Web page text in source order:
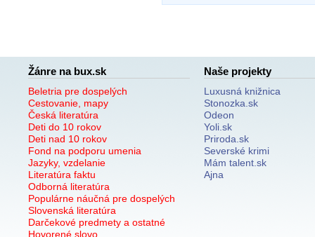
Žánre na bux.sk
Beletria pre dospelých
Cestovanie, mapy
Česká literatúra
Deti do 10 rokov
Deti nad 10 rokov
Fond na podporu umenia
Jazyky, vzdelanie
Literatúra faktu
Odborná literatúra
Populárne náučná pre dospelých
Slovenská literatúra
Darčekové predmety a ostatné
Hovorené slovo
Naše projekty
Luxusná knižnica
Stonozka.sk
Odeon
Yoli.sk
Priroda.sk
Severské krimi
Mám talent.sk
Ajna